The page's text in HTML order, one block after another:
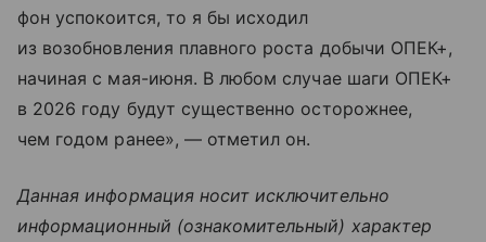
фон успокоится, то я бы исходил
из возобновления плавного роста добычи ОПЕК+,
начиная с мая-июня. В любом случае шаги ОПЕК+
в 2026 году будут существенно осторожнее,
чем годом ранее», — отметил он.
Данная информация носит исключительно
информационный (ознакомительный) характер